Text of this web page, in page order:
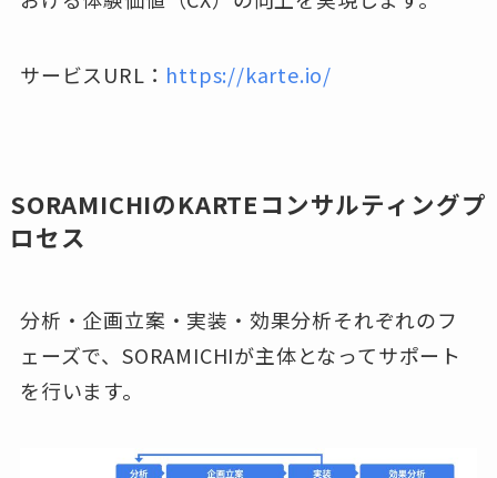
サービスURL： https://karte.io/
SORAMICHIのKARTEコンサルティングプ
ロセス
分析・企画立案・実装・効果分析それぞれのフ
ェーズで、SORAMICHIが主体となってサポート
を行います。